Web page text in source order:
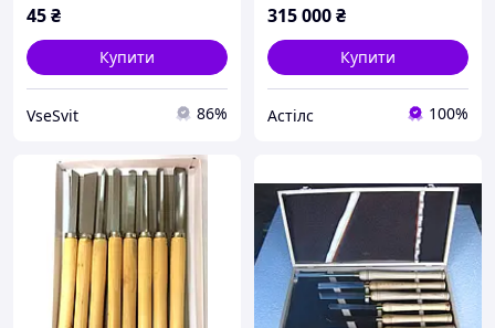
45₴
Купити
VseSvit 86%
315 000₴
Купити
Астілс 100%